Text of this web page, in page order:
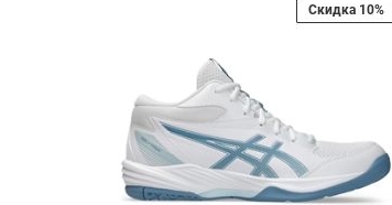
Скидка 10%